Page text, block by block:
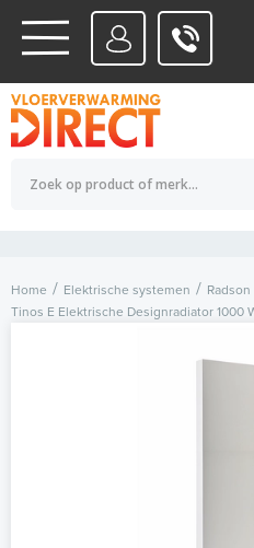
WATERSYSTEMEN
ELEKTRISCHE SYSTEMENTotaalbedrag (incl.
Home Elektrische systemen
Tinos E Elektrische Designradiator 1000